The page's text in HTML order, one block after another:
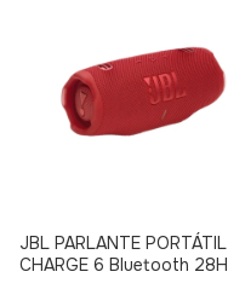
JBL PARLANTE PORTÁTIL
CHARGE 6 Bluetooth 28H